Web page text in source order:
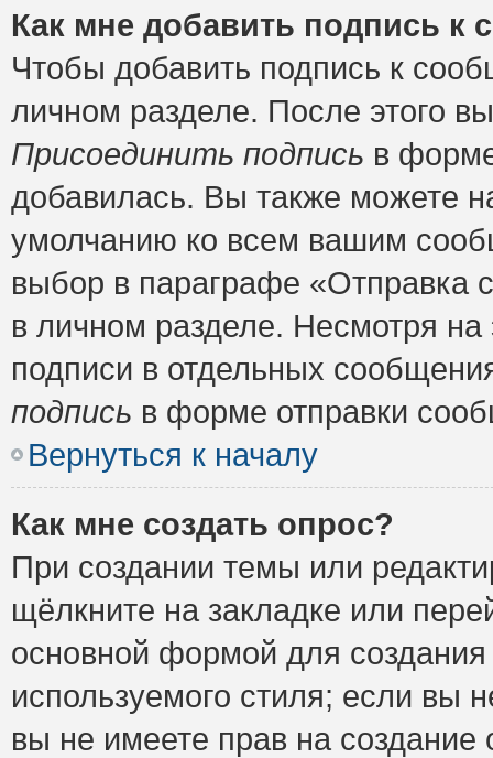
Как мне добавить подпись к
Чтобы добавить подпись к
личном разделе. После этого
Присоединить подпись в
добавилась. Вы также можете
умолчанию ко всем вашим
выбор в параграфе «Отправка
в личном разделе. Несмотря
подписи в отдельных
подпись в форме отправки
Вернуться к началу
Как мне создать опрос?
При создании темы или
щёлкните на закладке или
основной формой для
используемого стиля; если вы
вы не имеете прав на